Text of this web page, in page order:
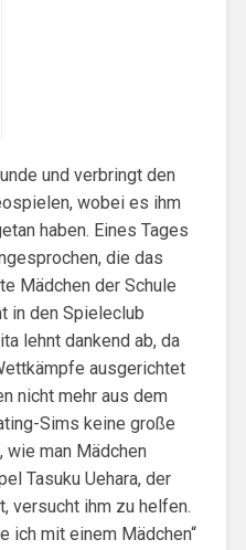
und verbringt den
wobei es ihm
haben. Eines Tages
die das
Mädchen der Schule
in den Spieleclub
lehnt dankend ab, da
ausgerichtet
nicht mehr aus dem
Sims keine große
wie man Mädchen
Tasuku Uehara, der
versucht ihm zu helfen.
ich mit einem Mädchen“